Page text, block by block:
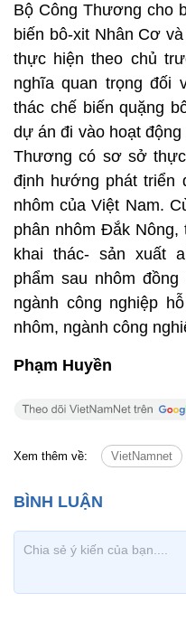
Bộ Công Thương cho
biến bô-xit Nhân Cơ
thực hiện theo chủ
nghĩa quan trọng đối
thác chế biến quặng
dự án đi vào hoạt
Thương có sơ sở
định hướng phát triển
nhôm của Việt Nam.
phân nhôm Đắk
khai thác- sản xuất
phẩm sau nhôm
ngành công nghiệp
nhôm, ngành công
Phạm Huyền
Xem thêm về: VietNamnet